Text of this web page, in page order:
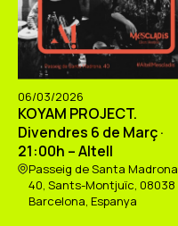
06/03/2026
KOYAM PROJECT.
Divendres 6 de Març ·
21:00h – Altell
Passeig de Santa Madrona,
40, Sants-Montjuïc, 08038
Barcelona, Espanya